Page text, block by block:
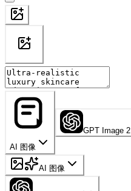
AI 图像
GPT Image 2
AI 图像